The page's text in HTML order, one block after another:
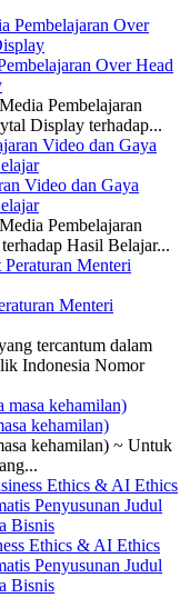
Over Head
Pembelajaran
Display terhadap...
Video dan Gaya
Pembelajaran
Hasil Belajar...
Menteri
tercantum dalam
Indonesia Nomor
kehamilan)
kehamilan) ~ Untuk
Ethics & AI Ethics
Penyusunan Judul
Bisnis